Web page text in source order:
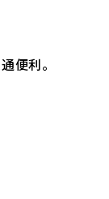
便利。